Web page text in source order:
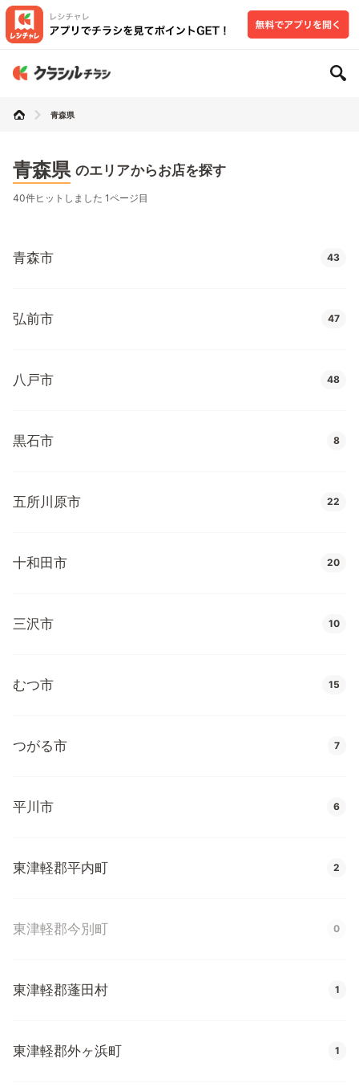
青森県
青森県 のエリアからお店を探す
40件ヒットしました 1ページ目
青森市 43
弘前市 47
八戸市 48
黒石市 8
五所川原市 22
十和田市 20
三沢市 10
むつ市 15
つがる市 7
平川市 6
東津軽郡平内町 2
東津軽郡今別町 0
東津軽郡蓬田村 1
東津軽郡外ヶ浜町 1